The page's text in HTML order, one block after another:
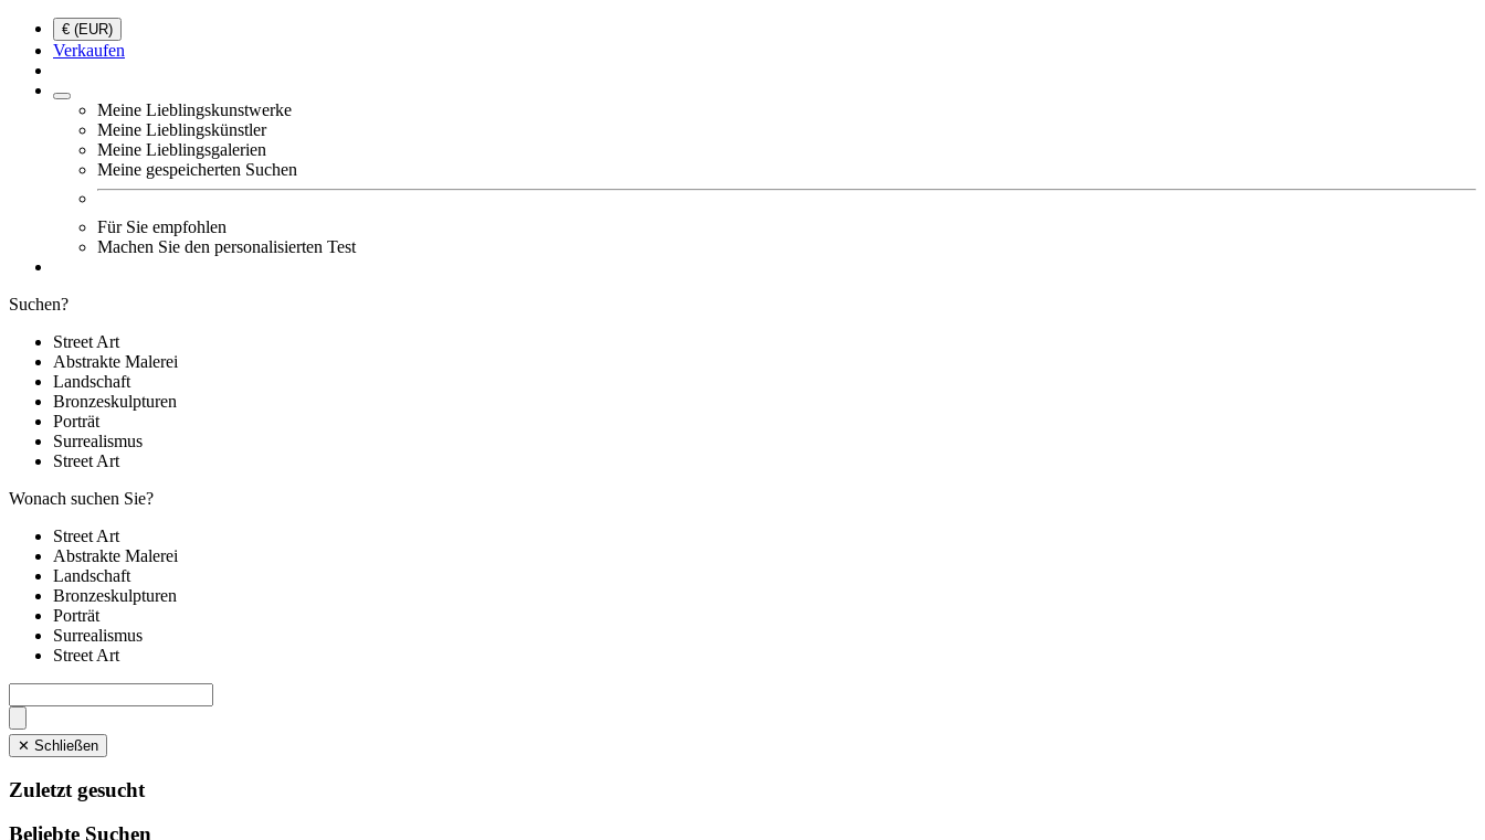
€ (EUR)
Verkaufen
Meine Lieblingskunstwerke
Meine Lieblingskünstler
Meine Lieblingsgalerien
Meine gespeicherten Suchen
Für Sie empfohlen
Machen Sie den personalisierten Test
Suchen?
Street Art
Abstrakte Malerei
Landschaft
Bronzeskulpturen
Porträt
Surrealismus
Street Art
Wonach suchen Sie?
Street Art
Abstrakte Malerei
Landschaft
Bronzeskulpturen
Porträt
Surrealismus
Street Art
✕ Schließen
Zuletzt gesucht
Beliebte Suchen